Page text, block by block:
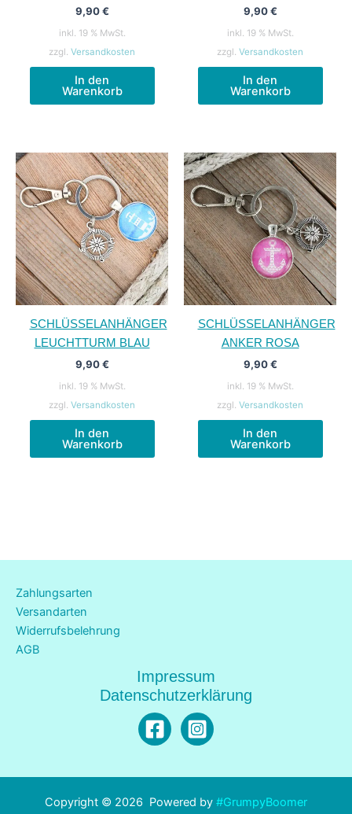
9,90€
inkl. 19 % MwSt.
zzgl. Versandkosten
In den
Warenkorb
9,90€
inkl. 19 % MwSt.
zzgl. Versandkosten
In den
Warenkorb
SCHLÜSSELANHÄNGER
LEUCHTTURM BLAU
9,90€
inkl. 19 % MwSt.
zzgl. Versandkosten
In den
Warenkorb
SCHLÜSSELANHÄNGER
ANKER ROSA
9,90€
inkl. 19 % MwSt.
zzgl. Versandkosten
In den
Warenkorb
Zahlungsarten
Versandarten
Widerrufsbelehrung
AGB
Impressum
Datenschutzerklärung
Copyright © 2026 Powered by #GrumpyBoomer